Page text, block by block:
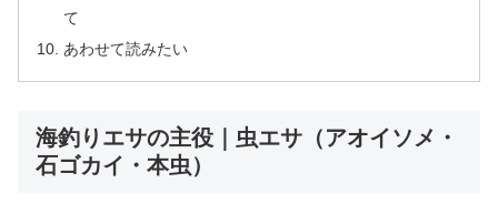
て
あわせて読みたい
海釣りエサの主役｜虫エサ（アオイソメ・
石ゴカイ・本虫）